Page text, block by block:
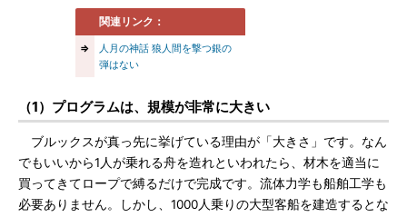
関連リンク：
⇒
人月の神話 狼人間を撃つ銀の
弾はない
（1）プログラムは、規模が非常に大きい
ブルックスが真っ先に挙げている理由が「大きさ」です。なん
でもいいから1人が乗れる舟を造れといわれたら、材木を適当に
買ってきてロープで縛るだけで完成です。流体力学も船舶工学も
必要ありません。しかし、1000人乗りの大型客船を建造するとな